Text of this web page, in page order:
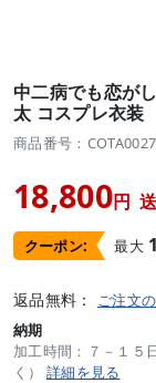
中二病でも恋が
太 コスプレ衣装
商品番号：
18,800円
クーポン: 最大
返品無料： ご注文
納期
加工時間：７－１５
く） 詳細を見る